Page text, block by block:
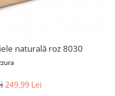
naturală roz 8030
249,99 Lei